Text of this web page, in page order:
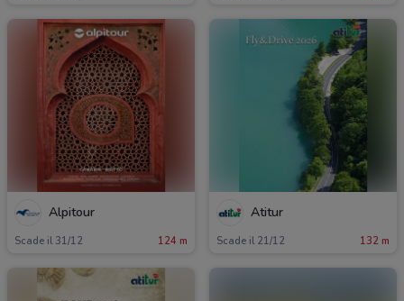
Alpitour
Scade il 31/12 124 m
Atitur
Scade il 21/12 132 m